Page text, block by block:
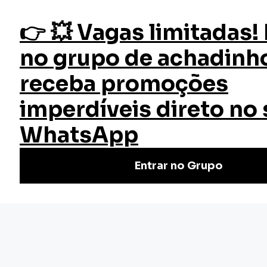
fazer login
Início Cursos Cursos Gratuitos Marketing 3D
Curso Marketing 3D
Aprenda Marketing 3D GRÁTIS com o Curso Online da EW
Cursos! Domine técnicas avançadas e impulsione sua
carreira no mundo digital de maneira inovadora.